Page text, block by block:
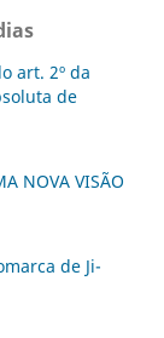
art. 2º da
de
NOVA VISÃO
de Ji-